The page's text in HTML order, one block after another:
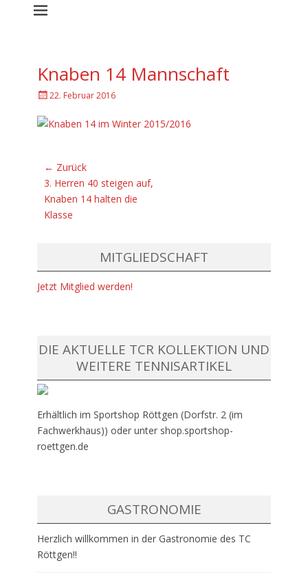
Knaben 14 Mannschaft
G
p
22. Februar 2016
Beitragsnavigation
← Zurück
Vorhergehender
Beitrag:
3. Herren 40 steigen auf,
Knaben 14 halten die
Klasse
MITGLIEDSCHAFT
Jetzt Mitglied werden!
DIE AKTUELLE TCR KOLLEKTION UND
WEITERE TENNISARTIKEL
Erhältlich im Sportshop Röttgen (Dorfstr. 2 (im
Fachwerkhaus)) oder unter shop.sportshop-
roettgen.de
GASTRONOMIE
Herzlich willkommen in der Gastronomie des TC
Röttgen!!